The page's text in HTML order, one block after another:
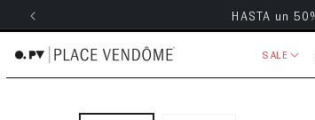
al contenido
SALE